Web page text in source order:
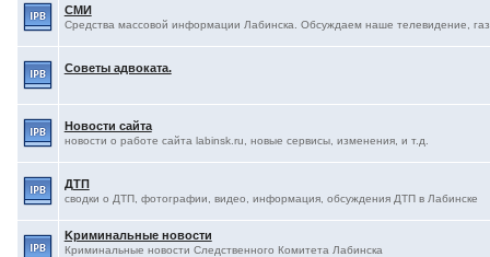
СМИ
Средства массовой информации Лабинска. Обсуждаем наше телевидение,
Советы адвоката.
Новости сайта
новости о работе сайта labinsk.ru, новые сервисы, изменения, и т.д.
ДТП
сводки о ДТП, фотографии, видео, информация, обсуждения ДТП в Лабинске
Kриминальные новости
Криминальные новости Следственного Комитета Лабинска